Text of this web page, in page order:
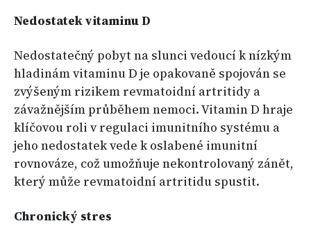
Nedostatek vitaminu D
Nedostatečný pobyt na slunci vedoucí k nízkým
hladinám vitaminu D je opakovaně spojován se
zvýšeným rizikem revmatoidní artritidy a
závažnějším průběhem nemoci. Vitamin D hraje
klíčovou roli v regulaci imunitního systému a
jeho nedostatek vede k oslabené imunitní
rovnováze, což umožňuje nekontrolovaný zánět,
který může revmatoidní artritidu spustit.
Chronický stres